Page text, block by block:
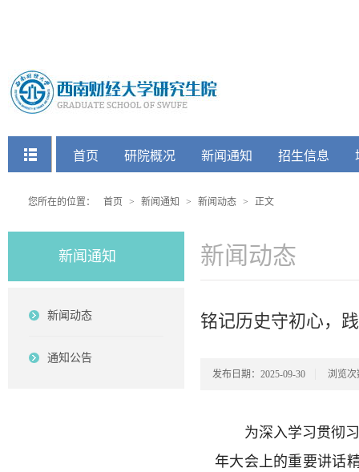
快捷菜单
首页 研院概况 新闻通知 招生信息
您所在的位置： 首页 > 新闻通知 > 新闻动态 > 正文
新闻通知
新闻动态
通知公告
新闻动态
铭记历史守初心，
发布日期：2025-09-30 浏览次
为深入学习贯彻
年大会上的重要讲话